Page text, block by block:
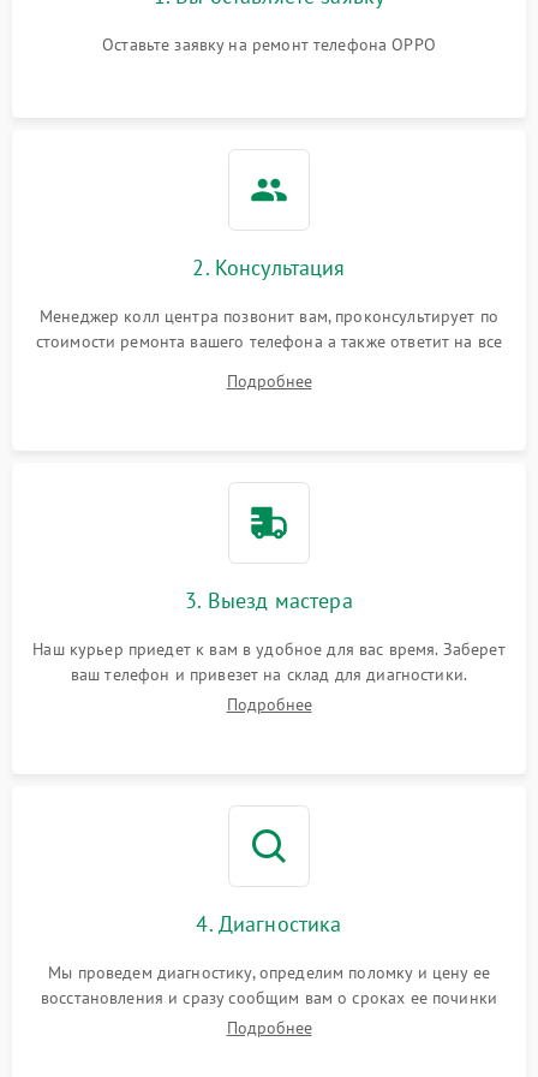
Оставьте заявку на ремонт телефона OPPO
2. Консультация
Менеджер колл центра позвонит вам, проконсультирует по
стоимости ремонта вашего телефона а также ответит на все
Подробнее
3. Выезд мастера
Наш курьер приедет к вам в удобное для вас время. Заберет
ваш телефон и привезет на склад для диагностики.
Подробнее
4. Диагностика
Мы проведем диагностику, определим поломку и цену ее
восстановления и сразу сообщим вам о сроках ее починки
Подробнее